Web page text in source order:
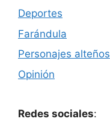
Deportes
Farándula
Personajes alteños
Opinión
Redes sociales: